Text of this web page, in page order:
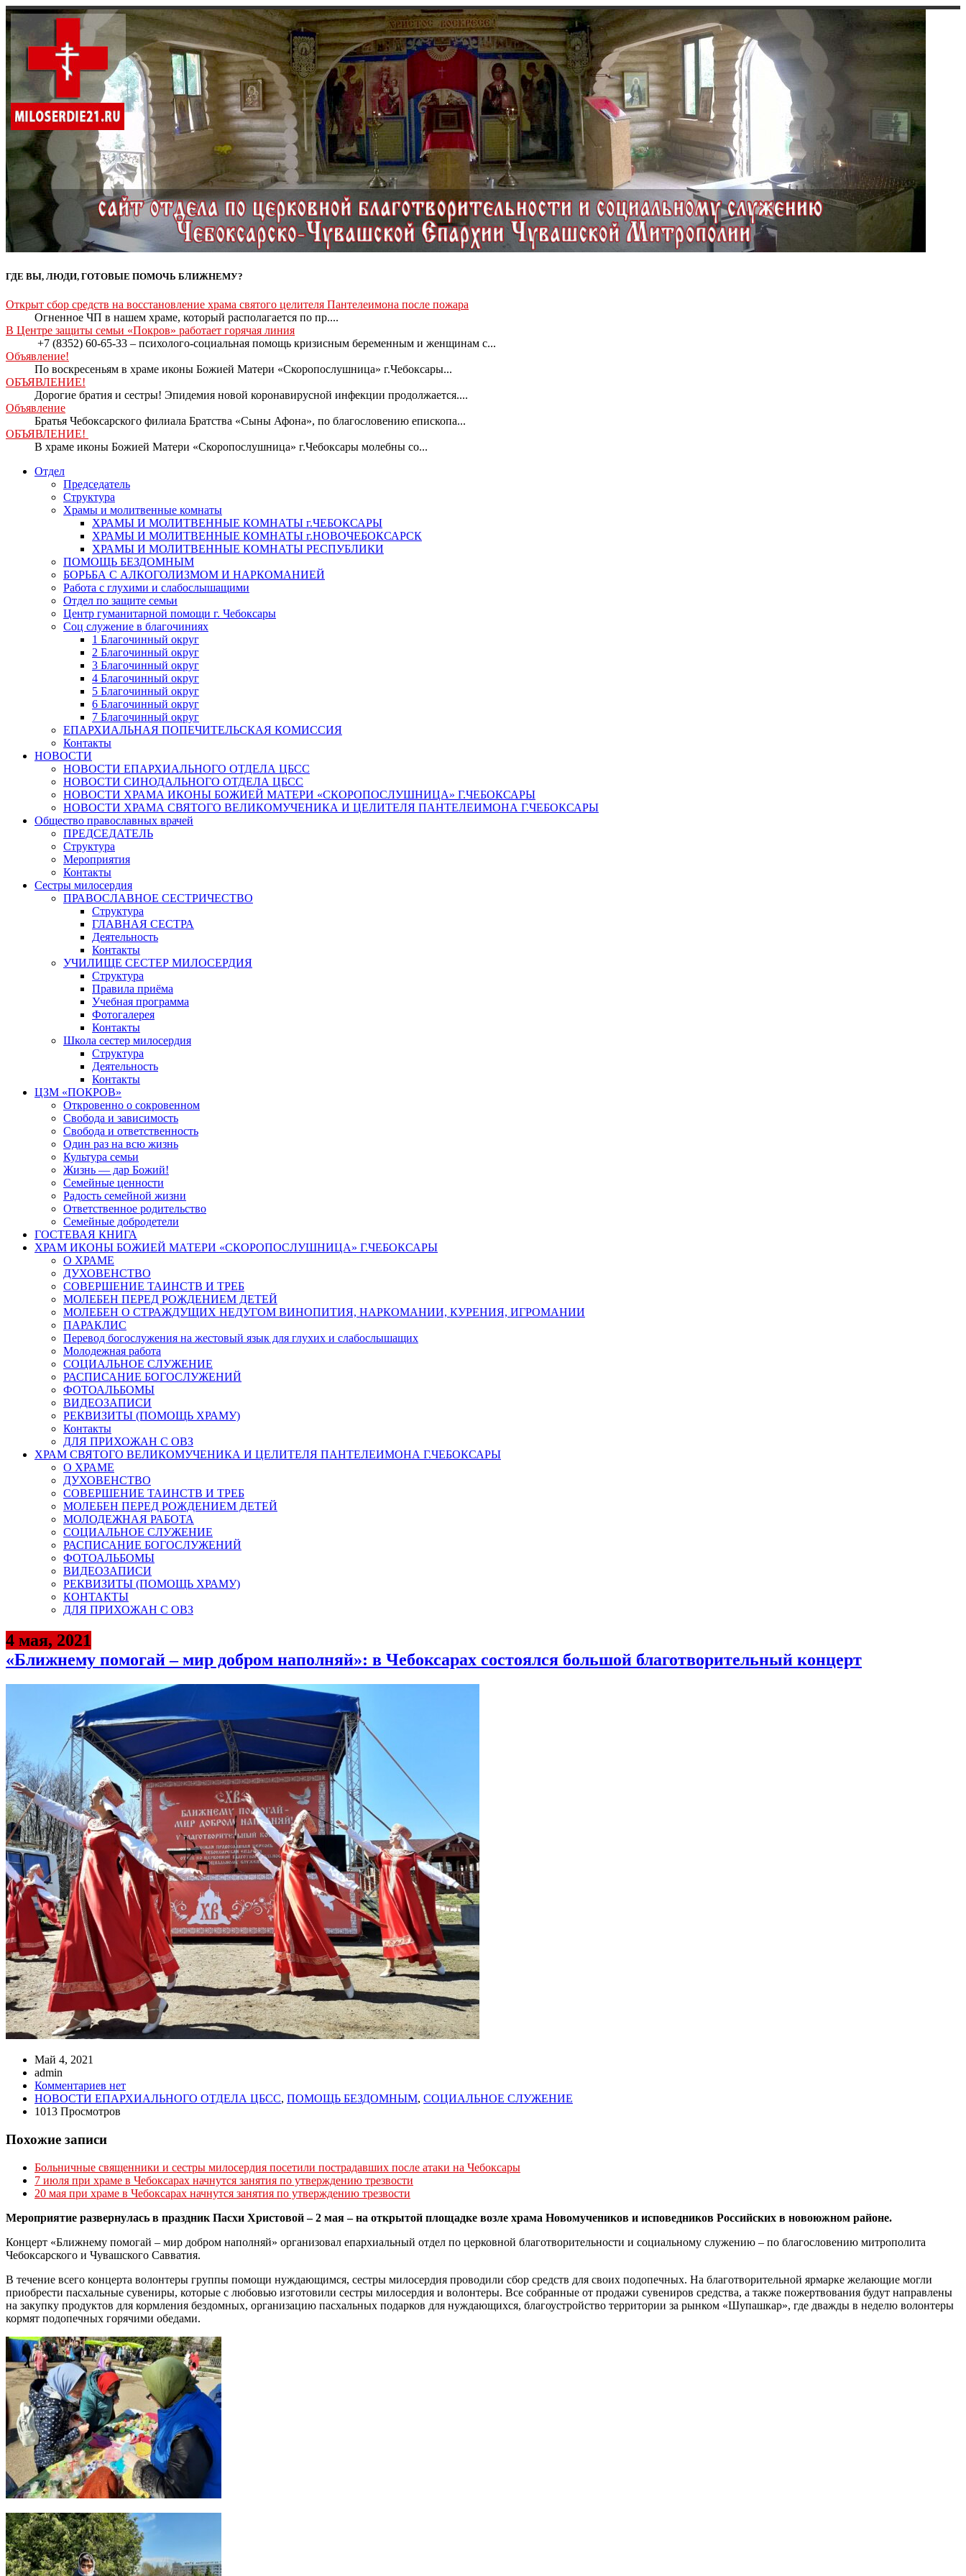
ГДЕ ВЫ, ЛЮДИ, ГОТОВЫЕ ПОМОЧЬ БЛИЖНЕМУ?
Открыт сбор средств на восстановление храма святого целителя Пантелеимона после пожара
Огненное ЧП в нашем храме, который располагается по пр....
В Центре защиты семьи «Покров» работает горячая линия
+7 (8352) 60-65-33 – психолого-социальная помощь кризисным беременным и женщинам с...
Объявление!
По воскресеньям в храме иконы Божией Матери «Скоропослушница» г.Чебоксары...
ОБЪЯВЛЕНИЕ!
Дорогие братия и сестры! Эпидемия новой коронавирусной инфекции продолжается....
Объявление
Братья Чебоксарского филиала Братства «Сыны Афона», по благословению епископа...
ОБЪЯВЛЕНИЕ!
В храме иконы Божией Матери «Скоропослушница» г.Чебоксары молебны со...
Отдел
Председатель
Структура
Храмы и молитвенные комнаты
ХРАМЫ И МОЛИТВЕННЫЕ КОМНАТЫ г.ЧЕБОКСАРЫ
ХРАМЫ И МОЛИТВЕННЫЕ КОМНАТЫ г.НОВОЧЕБОКСАРСК
ХРАМЫ И МОЛИТВЕННЫЕ КОМНАТЫ РЕСПУБЛИКИ
ПОМОЩЬ БЕЗДОМНЫМ
БОРЬБА С АЛКОГОЛИЗМОМ И НАРКОМАНИЕЙ
Работа с глухими и слабослышащими
Отдел по защите семьи
Центр гуманитарной помощи г. Чебоксары
Соц служение в благочиниях
1 Благочинный округ
2 Благочинный округ
3 Благочинный округ
4 Благочинный округ
5 Благочинный округ
6 Благочинный округ
7 Благочинный округ
ЕПАРХИАЛЬНАЯ ПОПЕЧИТЕЛЬСКАЯ КОМИССИЯ
Контакты
НОВОСТИ
НОВОСТИ ЕПАРХИАЛЬНОГО ОТДЕЛА ЦБСС
НОВОСТИ СИНОДАЛЬНОГО ОТДЕЛА ЦБСС
НОВОСТИ ХРАМА ИКОНЫ БОЖИЕЙ МАТЕРИ «СКОРОПОСЛУШНИЦА» Г.ЧЕБОКСАРЫ
НОВОСТИ ХРАМА СВЯТОГО ВЕЛИКОМУЧЕНИКА И ЦЕЛИТЕЛЯ ПАНТЕЛЕИМОНА Г.ЧЕБОКСАРЫ
Общество православных врачей
ПРЕДСЕДАТЕЛЬ
Структура
Мероприятия
Контакты
Сестры милосердия
ПРАВОСЛАВНОЕ СЕСТРИЧЕСТВО
Структура
ГЛАВНАЯ СЕСТРА
Деятельность
Контакты
УЧИЛИЩЕ СЕСТЕР МИЛОСЕРДИЯ
Структура
Правила приёма
Учебная программа
Фотогалерея
Контакты
Школа сестер милосердия
Структура
Деятельность
Контакты
ЦЗМ «ПОКРОВ»
Откровенно о сокровенном
Свобода и зависимость
Свобода и ответственность
Один раз на всю жизнь
Культура семьи
Жизнь — дар Божий!
Семейные ценности
Радость семейной жизни
Ответственное родительство
Семейные добродетели
ГОСТЕВАЯ КНИГА
ХРАМ ИКОНЫ БОЖИЕЙ МАТЕРИ «СКОРОПОСЛУШНИЦА» Г.ЧЕБОКСАРЫ
О ХРАМЕ
ДУХОВЕНСТВО
СОВЕРШЕНИЕ ТАИНСТВ И ТРЕБ
МОЛЕБЕН ПЕРЕД РОЖДЕНИЕМ ДЕТЕЙ
МОЛЕБЕН О СТРАЖДУЩИХ НЕДУГОМ ВИНОПИТИЯ, НАРКОМАНИИ, КУРЕНИЯ, ИГРОМАНИИ
ПАРАКЛИС
Перевод богослужения на жестовый язык для глухих и слабослышащих
Молодежная работа
СОЦИАЛЬНОЕ СЛУЖЕНИЕ
РАСПИСАНИЕ БОГОСЛУЖЕНИЙ
ФОТОАЛЬБОМЫ
ВИДЕОЗАПИСИ
РЕКВИЗИТЫ (ПОМОЩЬ ХРАМУ)
Контакты
ДЛЯ ПРИХОЖАН С ОВЗ
ХРАМ СВЯТОГО ВЕЛИКОМУЧЕНИКА И ЦЕЛИТЕЛЯ ПАНТЕЛЕИМОНА Г.ЧЕБОКСАРЫ
О ХРАМЕ
ДУХОВЕНСТВО
СОВЕРШЕНИЕ ТАИНСТВ И ТРЕБ
МОЛЕБЕН ПЕРЕД РОЖДЕНИЕМ ДЕТЕЙ
МОЛОДЕЖНАЯ РАБОТА
СОЦИАЛЬНОЕ СЛУЖЕНИЕ
РАСПИСАНИЕ БОГОСЛУЖЕНИЙ
ФОТОАЛЬБОМЫ
ВИДЕОЗАПИСИ
РЕКВИЗИТЫ (ПОМОЩЬ ХРАМУ)
КОНТАКТЫ
ДЛЯ ПРИХОЖАН С ОВЗ
4 мая, 2021
«Ближнему помогай – мир добром наполняй»: в Чебоксарах состоялся большой благотворительный концерт
Май 4, 2021
admin
Комментариев нет
НОВОСТИ ЕПАРХИАЛЬНОГО ОТДЕЛА ЦБСС, ПОМОЩЬ БЕЗДОМНЫМ, СОЦИАЛЬНОЕ СЛУЖЕНИЕ
1013 Просмотров
Похожие записи
Больничные священники и сестры милосердия посетили пострадавших после атаки на Чебоксары
7 июля при храме в Чебоксарах начнутся занятия по утверждению трезвости
20 мая при храме в Чебоксарах начнутся занятия по утверждению трезвости
Мероприятие развернулась в праздник Пасхи Христовой – 2 мая – на открытой площадке возле храма Новомучеников и исповедников Российских в новоюжном районе.
Концерт «Ближнему помогай – мир добром наполняй» организовал епархиальный отдел по церковной благотворительности и социальному служению – по благословению митрополита
Чебоксарского и Чувашского Савватия.
В течение всего концерта волонтеры группы помощи нуждающимся, сестры милосердия проводили сбор средств для своих подопечных. На благотворительной ярмарке желающие могли
приобрести пасхальные сувениры, которые с любовью изготовили сестры милосердия и волонтеры. Все собранные от продажи сувениров средства, а также пожертвования будут направлены
на закупку продуктов для кормления бездомных, организацию пасхальных подарков для нуждающихся, благоустройство территории за рынком «Шупашкар», где дважды в неделю волонтеры
кормят подопечных горячими обедами.